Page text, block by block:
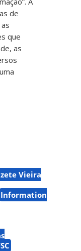
de
que
as
Vieira
Information